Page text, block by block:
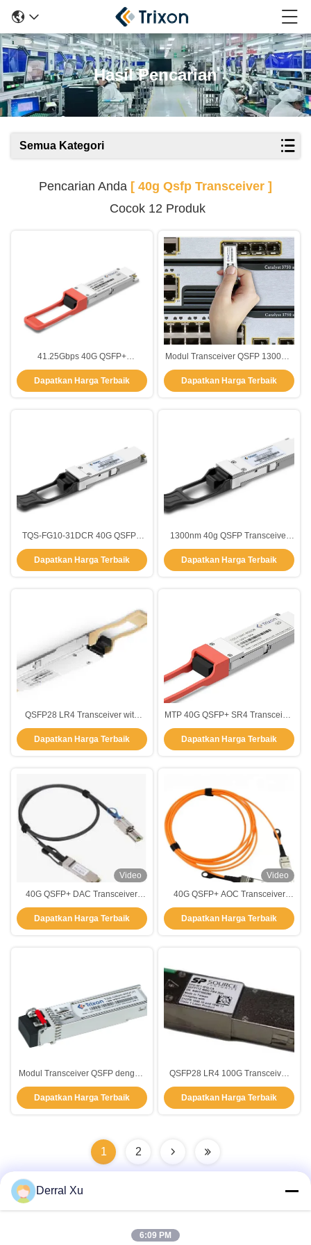
Hasil Pencarian
Semua Kategori
Pencarian Anda [ 40g Qsfp Transceiver ]
Cocok 12 Produk
41.25Gbps 40G QSFP+
Transceiver PSM4 10km 1310nm
Mode Tunggal TQS-FG10-31DCM
Dapatkan Harga Terbaik
Modul Transceiver QSFP 1300nm
40g 10km TQS-FG10-30DCR
Dapatkan Harga Terbaik
TQS-FG10-31DCR 40G QSFP+
Transceiver 11.2Gbps 10km 4
Saluran Hot Pluggable
Dapatkan Harga Terbaik
1300nm 40g QSFP Transceiver
Module 10km 45Gbps TQS-FG10-
30DCR
Dapatkan Harga Terbaik
QSFP28 LR4 Transceiver with
3.3V Power Supply 3 Years
Warranty and Hot-Pluggable
Design for High-Capacity
Dapatkan Harga Terbaik
MTP 40G QSFP+ SR4 Transceiver
Module Jarak Transmisi 100M
Dengan Panjang Gelombang
850nm MMF
Dapatkan Harga Terbaik
Video
40G QSFP+ DAC Transceiver
Module Dengan Direct Attach
Cable 3.3V DC Power Supply
Dapatkan Harga Terbaik
Video
40G QSFP+ AOC Transceiver
Module Jarak 5M 850nm Dengan
Kabel Optik Aktif
Dapatkan Harga Terbaik
Modul Transceiver QSFP dengan
Tipe Konektor MPO, Konsumsi
Daya ≤ 3.5 W, dan Suhu Operasi 0
hingga 70 Celcius
Dapatkan Harga Terbaik
QSFP28 LR4 100G Transceiver
Module with 3 Years Warranty
100G Data Rate and 1294.53nm -
1310.19nm Wavelength Range
Dapatkan Harga Terbaik
1 2
Derral Xu
6:09 PM